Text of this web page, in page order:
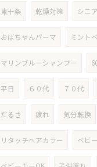
東十条 乾燥対策 シニア
おばちゃんパーマ ミント
マリンブルーシャンプー
平日 ６０代 ７０代
だるさ 疲れ 気分転換
リタッチヘアカラー ベビ